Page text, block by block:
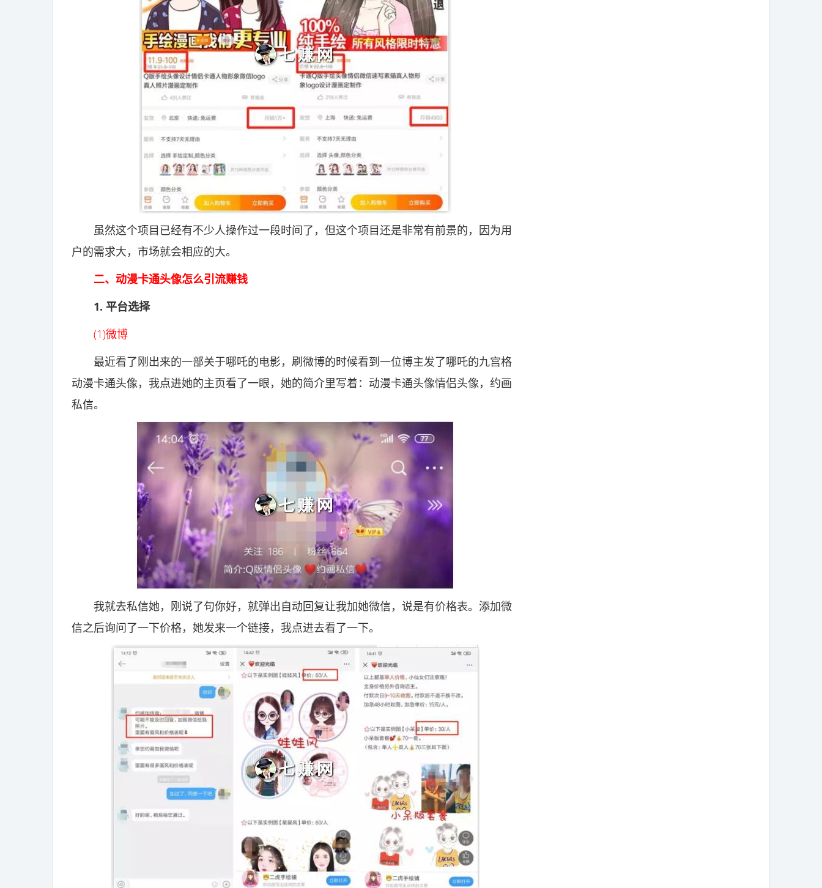
虽然这个项目已经有不少人操作过一段时间了，但这个项目还是非常有前景的，因为用
户的需求大，市场就会相应的大。
二、动漫卡通头像怎么引流赚钱
1. 平台选择
(1)微博
最近看了刚出来的一部关于哪吒的电影，刷微博的时候看到一位博主发了哪吒的九宫格
动漫卡通头像，我点进她的主页看了一眼，她的简介里写着：动漫卡通头像情侣头像，约画
私信。
我就去私信她，刚说了句你好，就弹出自动回复让我加她微信，说是有价格表。添加微
信之后询问了一下价格，她发来一个链接，我点进去看了一下。